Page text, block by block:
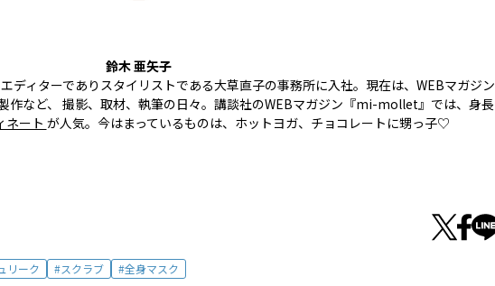
鈴木 亜矢子
ディターでありスタイリストである大草直子の事務所に入社。現在は、WEBマガジン
作など、 撮影、取材、執筆の日々。講談社のWEBマガジン『mi-mollet』では、身長
ネート が人気。今はまっているものは、ホットヨガ、チョコレートに甥っ子♡
リーク スクラブ 全身マスク